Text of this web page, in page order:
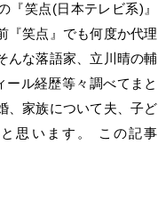
『笑点(日本テレビ系)』
『笑点』でも何度か代理
んな落語家、立川晴の輔
ール経歴等々調べてまと
、家族について夫、子ど
思います。 この記事